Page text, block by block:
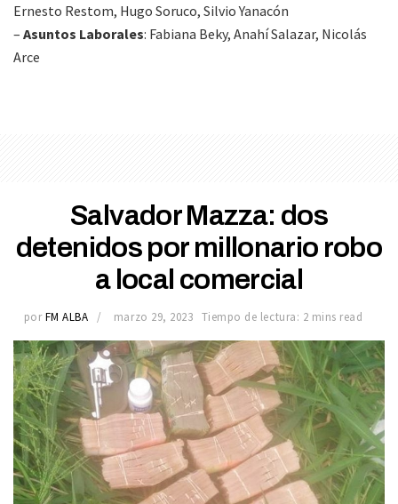
Ernesto Restom, Hugo Soruco, Silvio Yanacón
– Asuntos Laborales: Fabiana Beky, Anahí Salazar, Nicolás
Arce
Salvador Mazza: dos
detenidos por millonario robo
a local comercial
por FM ALBA marzo 29, 2023 Tiempo de lectura: 2 mins read